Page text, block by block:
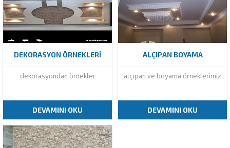
DEKORASYON ÖRNEKLERI
dekorasyondan örnekler
DEVAMINI OKU
ALÇIPAN BOYAMA
alçıpan ve boyama örneklerimiz
DEVAMINI OKU